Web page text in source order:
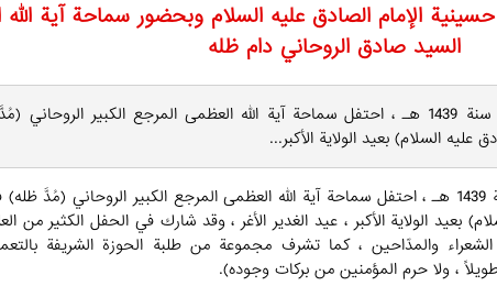
حسينية الإمام الصادق عليه السلام وبحضور سماحة آية
السيد صادق الروحاني دام ظله
في الثامن عشر من شهر ذي الحجة سنة 1439 هـ ، احتفل سماحة آية الله العظمى المرجع الكبير
السلام) بعيد الولاية الأكبر...
في الثامن عشر من شهر ذي الحجة سنة 1439 هـ ، احتفل سماحة آية الله العظمى المرجع الكبير الروحاني
بعيد الولاية الأكبر ، عيد الغدير الأغر ، وقد شارك في الحفل الكثير من
الشعراء والمدّاحين ، كما تشرف مجموعة من طلبة الحوزة الشريفة
، ولا حرم المؤمنين من بركات وجوده).